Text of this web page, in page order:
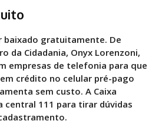
baixado gratuitamente. De
da Cidadania, Onyx Lorenzoni,
empresas de telefonia para que
crédito no celular pré-pago
sem custo. A Caixa
central 111 para tirar dúvidas